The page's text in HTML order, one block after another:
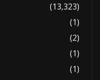
(13,323)
(1)
(2)
(1)
(1)